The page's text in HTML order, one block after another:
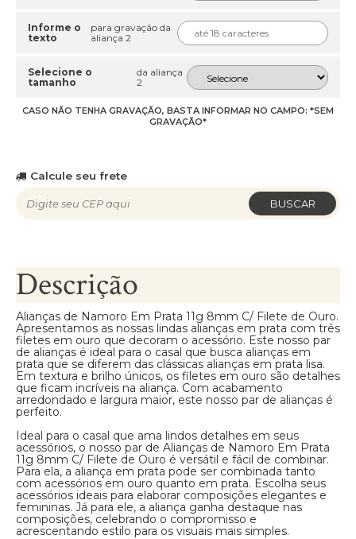
Informe o
texto
para gravação da
aliança 2
Selecione o
tamanho
da aliança
2
CASO NÃO TENHA GRAVAÇÃO, BASTA INFORMAR NO CAMPO: *SEM
GRAVAÇÃO*
Calcule seu frete
BUSCAR
Descrição
Alianças de Namoro Em Prata 11g 8mm C/ Filete de Ouro.
Apresentamos as nossas lindas alianças em prata com três
filetes em ouro que decoram o acessório. Este nosso par
de alianças é ideal para o casal que busca alianças em
prata que se diferem das clássicas alianças em prata lisa.
Em textura e brilho únicos, os filetes em ouro são detalhes
que ficam incríveis na aliança. Com acabamento
arredondado e largura maior, este nosso par de alianças é
perfeito.
Ideal para o casal que ama lindos detalhes em seus
acessórios, o nosso par de Alianças de Namoro Em Prata
11g 8mm C/ Filete de Ouro é versátil e fácil de combinar.
Para ela, a aliança em prata pode ser combinada tanto
com acessórios em ouro quanto em prata. Escolha seus
acessórios ideais para elaborar composições elegantes e
femininas. Já para ele, a aliança ganha destaque nas
composições, celebrando o compromisso e
acrescentando estilo para os visuais mais simples.